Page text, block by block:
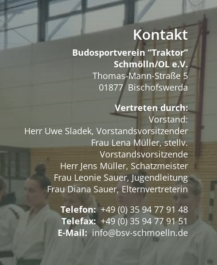
Kontakt
Budosportverein “Traktor”
Schmölln/OL e.V.
Thomas-Mann-Straße 5
01877 Bischofswerda
Vertreten durch:
Vorstand:
Herr Uwe Sladek, Vorstandsvorsitzender
Frau Lena Müller, stellv.
Vorstandsvorsitzende
Herr Jens Müller, Schatzmeister
Frau Leonie Sauer, Jugendleitung
Frau Diana Sauer, Elternvertreterin
Telefon:+49 (0) 35 94 77 91 48
Telefax: +49 (0) 35 94 77 91 51
E-Mail: info@bsv-schmoelln.de